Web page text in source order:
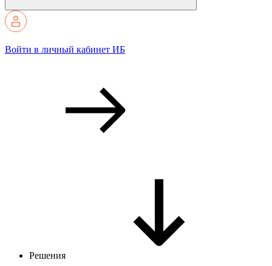
Войти в личный кабинет ИБ
Решения